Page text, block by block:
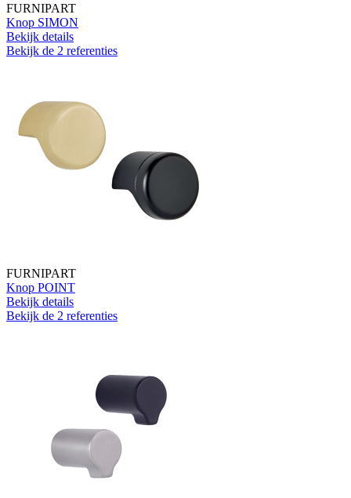
FURNIPART
Knop SIMON
Bekijk details
Bekijk de 2 referenties
FURNIPART
Knop POINT
Bekijk details
Bekijk de 2 referenties